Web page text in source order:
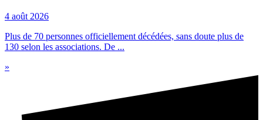
4 août 2026
Plus de 70 personnes officiellement décédées, sans doute plus de
130 selon les associations. De ...
»